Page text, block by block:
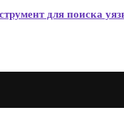
для поиска